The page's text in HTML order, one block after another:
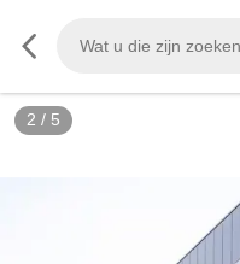
3 / 5